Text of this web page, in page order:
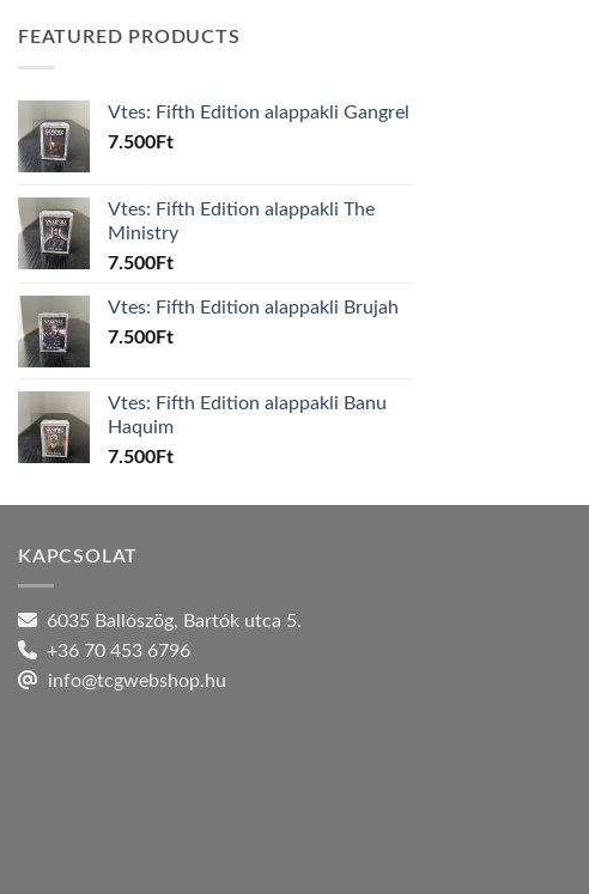
FEATURED PRODUCTS
Vtes: Fifth Edition alappakli Gangrel
7.500Ft
Vtes: Fifth Edition alappakli The
Ministry
7.500Ft
Vtes: Fifth Edition alappakli Brujah
7.500Ft
Vtes: Fifth Edition alappakli Banu
Haquim
7.500Ft
KAPCSOLAT
6035 Ballószög, Bartók utca 5.
+36 70 453 6796
info@tcgwebshop.hu